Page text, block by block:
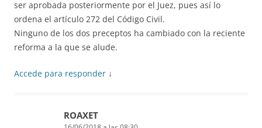
ser aprobada posteriormente por el Juez, pues así lo
ordena el artículo 272 del Código Civil.
Ninguno de los dos preceptos ha cambiado con la reciente
reforma a la que se alude.
Accede para responder ↓
ROAXET